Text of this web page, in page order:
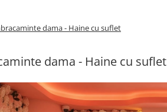
dama - Haine cu suflet
dama - Haine cu suflet